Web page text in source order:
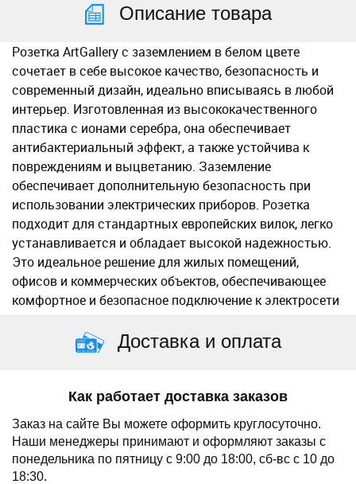
Описание товара
Розетка ArtGallery с заземлением в белом цвете
сочетает в себе высокое качество, безопасность и
современный дизайн, идеально вписываясь в любой
интерьер. Изготовленная из высококачественного
пластика с ионами серебра, она обеспечивает
антибактериальный эффект, а также устойчива к
повреждениям и выцветанию. Заземление
обеспечивает дополнительную безопасность при
использовании электрических приборов. Розетка
подходит для стандартных европейских вилок, легко
устанавливается и обладает высокой надежностью.
Это идеальное решение для жилых помещений,
офисов и коммерческих объектов, обеспечивающее
комфортное и безопасное подключение к электросети
Доставка и оплата
Как работает доставка заказов
Заказ на сайте Вы можете оформить круглосуточно.
Наши менеджеры принимают и оформляют заказы с
понедельника по пятницу с 9:00 до 18:00, сб-вс с 10 до
18:30.